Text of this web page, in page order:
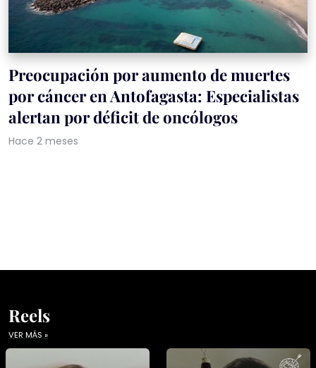
Preocupación por aumento de muertes
por cáncer en Antofagasta: Especialistas
alertan por déficit de oncólogos
Hace 2 meses
Reels
VER MÁS »